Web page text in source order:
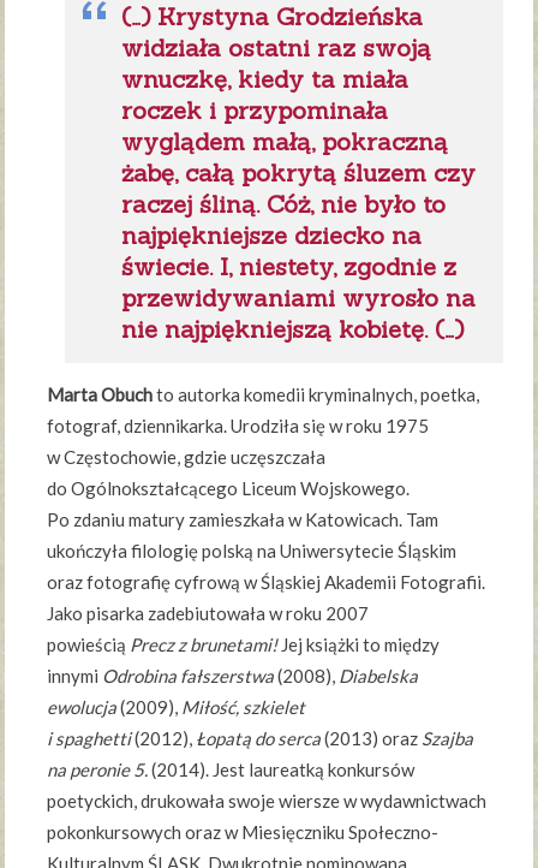
(…) Krystyna Grodzieńska
widziała ostatni raz swoją
wnuczkę, kiedy ta miała
roczek i przypominała
wyglądem małą, pokraczną
żabę, całą pokrytą śluzem czy
raczej śliną. Cóż, nie było to
najpiękniejsze dziecko na
świecie. I, niestety, zgodnie z
przewidywaniami wyrosło na
nie najpiękniejszą kobietę. (…)
Marta Obuchto autorka komedii kryminalnych, poetka,
fotograf, dziennikarka. Urodziła się w roku 1975
w Częstochowie, gdzie uczęszczała
do Ogólnokształcącego Liceum Wojskowego.
Po zdaniu matury zamieszkała w Katowicach. Tam
ukończyła filologię polską na Uniwersytecie Śląskim
oraz fotografię cyfrową w Śląskiej Akademii Fotografii.
Jako pisarka zadebiutowała w roku 2007
powieścią Precz z brunetami!Jej książki to między
innymi Odrobina fałszerstwa(2008), Diabelska
ewolucja(2009), Miłość, szkielet
i spaghetti(2012), Łopatą do serca(2013) oraz Szajba
na peronie 5.(2014). Jest laureatką konkursów
poetyckich, drukowała swoje wiersze w wydawnictwach
pokonkursowych oraz w Miesięczniku Społeczno-
Kulturalnym ŚLĄSK. Dwukrotnie nominowana